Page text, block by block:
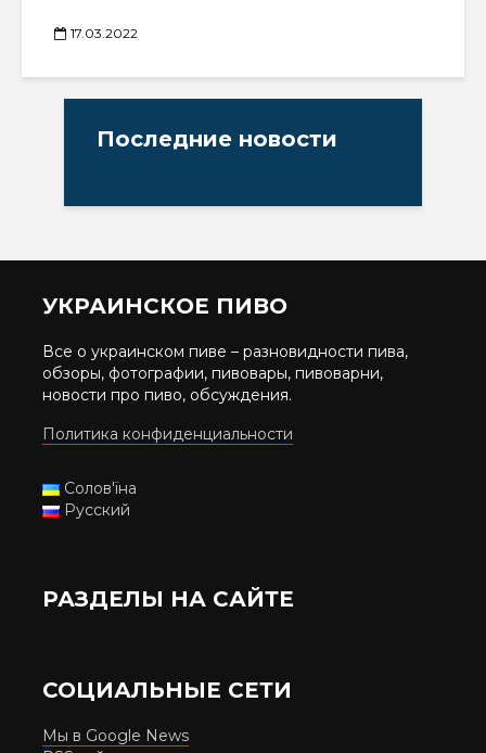
17.03.2022
Последние новости
УКРАИНСКОЕ ПИВО
Все о украинском пиве – разновидности пива,
обзоры, фотографии, пивовары, пивоварни,
новости про пиво, обсуждения.
Политика конфиденциальности
Солов'їна
Русский
РАЗДЕЛЫ НА САЙТЕ
СОЦИАЛЬНЫЕ СЕТИ
Мы в Google News